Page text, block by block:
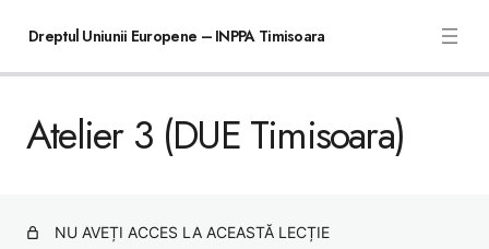
Dreptul Uniunii Europene – INPPA Timisoara
Atelier 1 (DUE Timisoara)
Atelier 3 (DUE Timisoara)
NU AVEȚI ACCES LA ACEASTĂ LECȚIE